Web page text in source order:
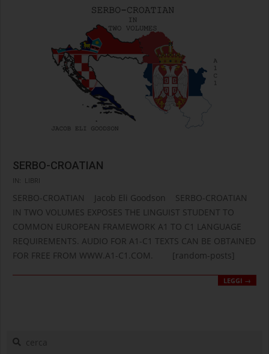
SERBO-CROATIAN
2024-
12-
10
IN: LIBRI
SERBO-CROATIAN Jacob Eli Goodson SERBO-CROATIAN
IN TWO VOLUMES EXPOSES THE LINGUIST STUDENT TO
COMMON EUROPEAN FRAMEWORK A1 TO C1 LANGUAGE
REQUIREMENTS. AUDIO FOR A1-C1 TEXTS CAN BE OBTAINED
FOR FREE FROM WWW.A1-C1.COM. [random-posts]
LEGGI →
cerca